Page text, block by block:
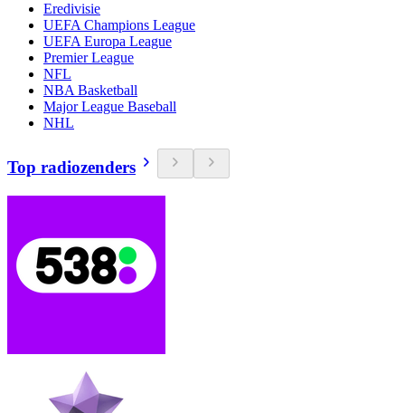
Eredivisie
UEFA Champions League
UEFA Europa League
Premier League
NFL
NBA Basketball
Major League Baseball
NHL
Top radiozenders